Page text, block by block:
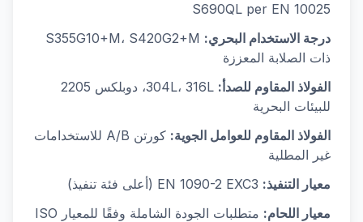
S690QL per EN 10025
درجة الاستخدام البحري: S355G10+M، S420G2+M
ذات الصلابة المعززة
الفولاذ المقاوم للصدأ:
304L، 316L، دوبلكس 2205
للبيئات البحرية
الفولاذ المقاوم للعوامل الجوية:
كورتن A/B للاستخدامات
غير المطلية
معيار التنفيذ:
معيار اللحام:
متطلبات الجودة الشاملة وفقًا للمعيار ISO